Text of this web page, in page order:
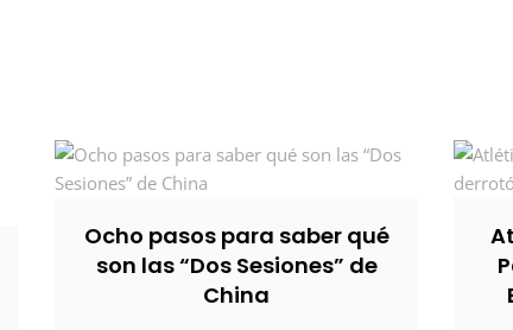
Ocho pasos para saber qué
son las “Dos Sesiones” de
China